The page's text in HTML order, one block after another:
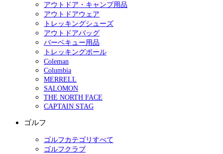
アウトドア・キャンプ用品
アウトドアウェア
トレッキングシューズ
アウトドアバッグ
バーベキュー用品
トレッキングポール
Coleman
Columbia
MERRELL
SALOMON
THE NORTH FACE
CAPTAIN STAG
ゴルフ
ゴルフカテゴリすべて
ゴルフクラブ